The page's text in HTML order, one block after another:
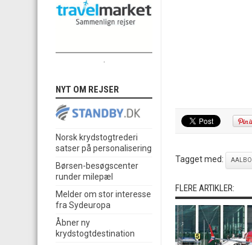
Tagget med:
FLERE ARTIKLER:
NYT OM REJSER
Norsk krydstogtrederi
satser på personalisering
Børsen-besøgscenter
runder milepæl
Melder om stor interesse
fra Sydeuropa
Åbner ny
krydstogtdestination